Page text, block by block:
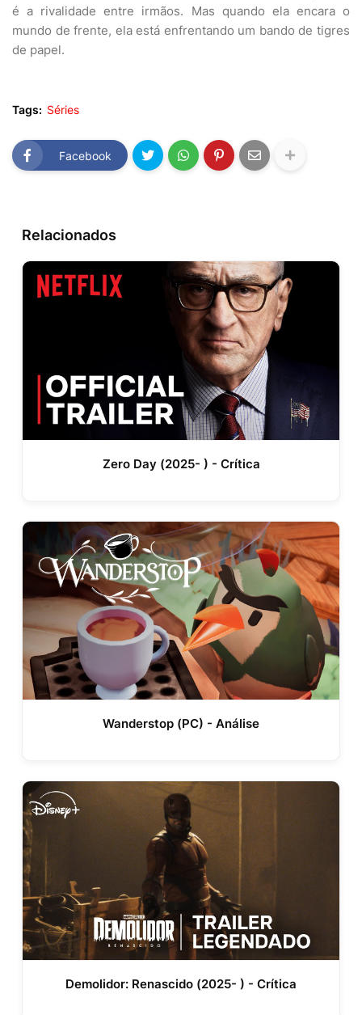
é a rivalidade entre irmãos. Mas quando ela encara o
mundo de frente, ela está enfrentando um bando de tigres
de papel.
Tags: Séries
Facebook
Relacionados
Zero Day (2025- ) - Crítica
Wanderstop (PC) - Análise
Demolidor: Renascido (2025- ) - Crítica